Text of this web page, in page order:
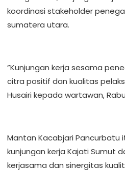
koordinasi stakeholder
sumatera utara.
‎”Kunjungan kerja sesama
citra positif dan kualitas
Husairi kepada wartawan,
‎Mantan Kacabjari Pancurbatu
kunjungan kerja Kajati Sumut
kerjasama dan sinergitas